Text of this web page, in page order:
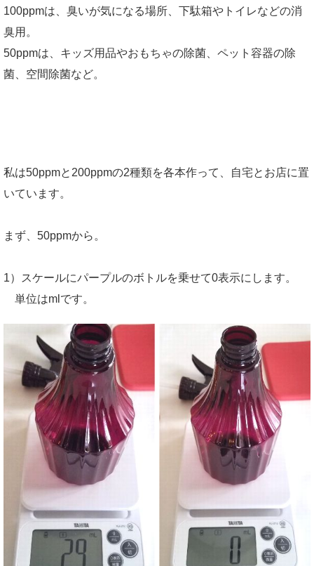
100ppmは、臭いが気になる場所、下駄箱やトイレなどの消
臭用。
50ppmは、キッズ用品やおもちゃの除菌、ペット容器の除
菌、空間除菌など。
私は50ppmと200ppmの2種類を各本作って、自宅とお店に置
いています。
まず、50ppmから。
1）スケールにパープルのボトルを乗せて0表示にします。
単位はmlです。